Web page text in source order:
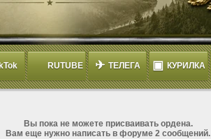
RUTUBE ✈ ТЕЛЕГА ▣ КУРИЛКА
Вы пока не можете присваивать ордена.
Вам еще нужно написать в форуме 2 сообщений.